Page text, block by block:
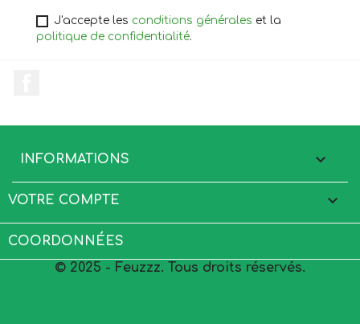
J'accepte les conditions générales et la
politique de confidentialité.
INFORMATIONS 
VOTRE COMPTE 
COORDONNÉES
© 2025 - Feuzzz. Tous droits réservés.